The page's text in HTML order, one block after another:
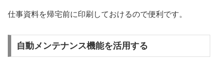
仕事資料を帰宅前に印刷しておけるので便利です。
自動メンテナンス機能を活用する